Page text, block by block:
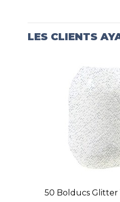
LES CLIENTS
50 Bolducs Glitter